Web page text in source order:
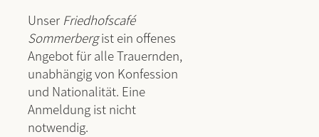
Unser Friedhofscafé
Sommerbergist ein offenes
Angebot für alle Trauernden,
unabhängig von Konfession
und Nationalität. Eine
Anmeldung ist nicht
notwendig.